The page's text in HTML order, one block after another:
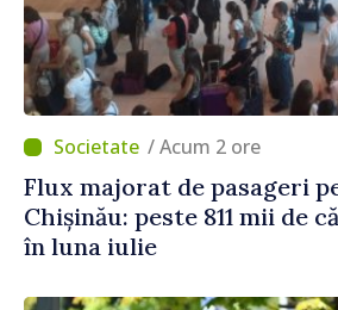
/ Acum 2 ore
Flux majorat de pasageri
Chișinău: peste 811 mii de
în luna iulie